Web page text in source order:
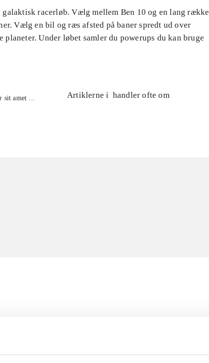
racerløb. Vælg mellem Ben 10 og en lang række
Vælg en bil og ræs afsted på baner spredt ud over
planeter. Under løbet samler du powerups du kan bruge
sit amet ...
Artiklerne i handler ofte om